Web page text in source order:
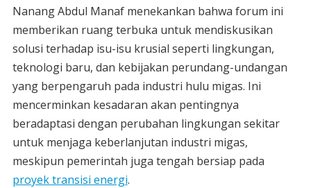
Nanang Abdul Manaf menekankan bahwa forum ini
memberikan ruang terbuka untuk mendiskusikan
solusi terhadap isu-isu krusial seperti lingkungan,
teknologi baru, dan kebijakan perundang-undangan
yang berpengaruh pada industri hulu migas. Ini
mencerminkan kesadaran akan pentingnya
beradaptasi dengan perubahan lingkungan sekitar
untuk menjaga keberlanjutan industri migas,
meskipun pemerintah juga tengah bersiap pada
proyek transisi energi.